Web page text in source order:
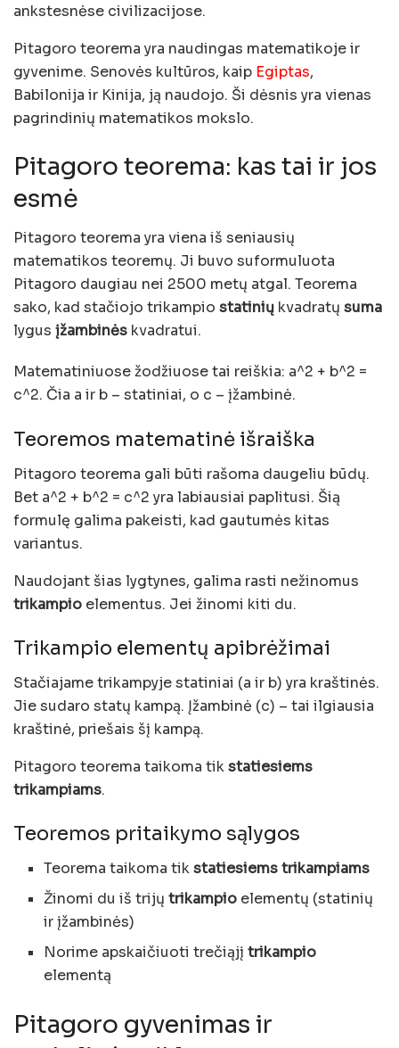
ankstesnėse civilizacijose.
Pitagoro teorema yra naudingas matematikoje ir
gyvenime. Senovės kultūros, kaip Egiptas,
Babilonija ir Kinija, ją naudojo. Ši dėsnis yra vienas
pagrindinių matematikos mokslo.
Pitagoro teorema: kas tai ir jos
esmė
Pitagoro teorema yra viena iš seniausių
matematikos teoremų. Ji buvo suformuluota
Pitagoro daugiau nei 2500 metų atgal. Teorema
sako, kad stačiojo trikampio statinių kvadratų suma
lygus įžambinės kvadratui.
Matematiniuose žodžiuose tai reiškia: a^2 + b^2 =
c^2. Čia a ir b – statiniai, o c – įžambinė.
Teoremos matematinė išraiška
Pitagoro teorema gali būti rašoma daugeliu būdų.
Bet a^2 + b^2 = c^2 yra labiausiai paplitusi. Šią
formulę galima pakeisti, kad gautumės kitas
variantus.
Naudojant šias lygtynes, galima rasti nežinomus
trikampio elementus. Jei žinomi kiti du.
Trikampio elementų apibrėžimai
Stačiajame trikampyje statiniai (a ir b) yra kraštinės.
Jie sudaro statų kampą. Įžambinė (c) – tai ilgiausia
kraštinė, priešais šį kampą.
Pitagoro teorema taikoma tikstatiesiems
trikampiams.
Teoremos pritaikymo sąlygos
Teorema taikoma tikstatiesiems trikampiams
Žinomi du iš trijųtrikampio elementų (statinių
ir įžambinės)
Norime apskaičiuoti trečiąjįtrikampio
elementą
Pitagoro gyvenimas ir